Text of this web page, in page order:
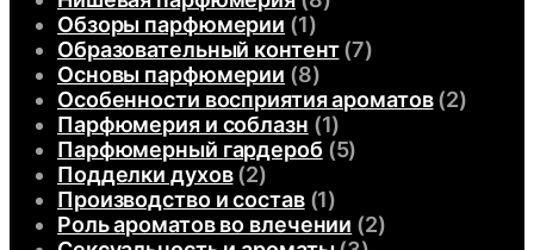
Обзоры парфюмерии (1)
Образовательный контент(7)
Основы парфюмерии (8)
Особенности восприятия ароматов(2)
Парфюмерия и соблазн (1)
Парфюмерный гардероб (5)
Подделки духов(2)
Производство и состав(1)
Роль ароматов во влечении (2)